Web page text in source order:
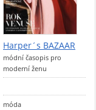
Harper´s BAZAAR
módní časopis pro
moderní ženu
móda